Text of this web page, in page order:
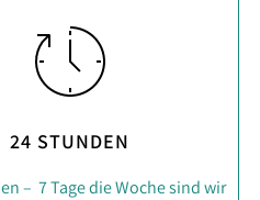
24 STUNDEN
– 7 Tage die Woche sind wir